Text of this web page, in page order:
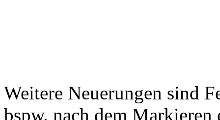
Weitere Neuerungen sind
bspw. nach dem Markieren